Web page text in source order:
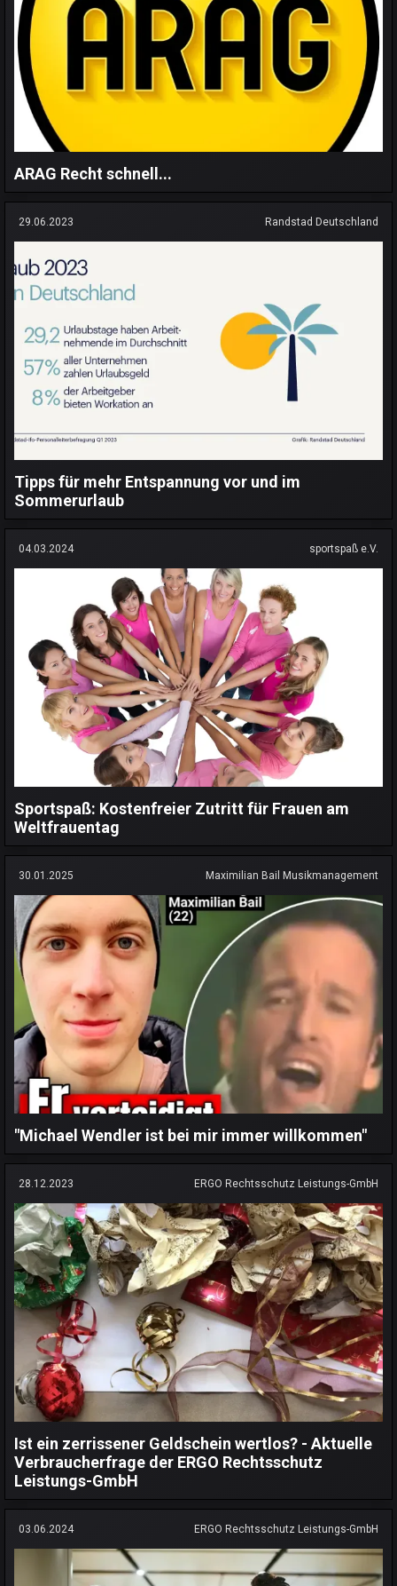
ARAG Recht schnell...
29.06.2023 Randstad Deutschland
Tipps für mehr Entspannung vor und im
Sommerurlaub
04.03.2024 sportspaß e.V.
Sportspaß: Kostenfreier Zutritt für Frauen am
Weltfrauentag
30.01.2025 Maximilian Bail Musikmanagement
"Michael Wendler ist bei mir immer willkommen"
28.12.2023 ERGO Rechtsschutz Leistungs-GmbH
Ist ein zerrissener Geldschein wertlos? - Aktuelle
Verbraucherfrage der ERGO Rechtsschutz
Leistungs-GmbH
03.06.2024 ERGO Rechtsschutz Leistungs-GmbH